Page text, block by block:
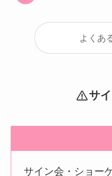
よくあ
サ
サイン会・ショー